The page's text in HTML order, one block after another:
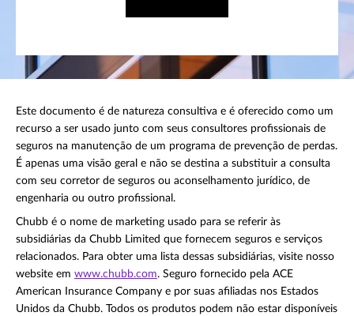
Este documento é de natureza consultiva e é oferecido como um
recurso a ser usado junto com seus consultores profissionais de
seguros na manutenção de um programa de prevenção de perdas.
É apenas uma visão geral e não se destina a substituir a consulta
com seu corretor de seguros ou aconselhamento jurídico, de
engenharia ou outro profissional.
Chubb é o nome de marketing usado para se referir às
subsidiárias da Chubb Limited que fornecem seguros e serviços
relacionados. Para obter uma lista dessas subsidiárias, visite nosso
website em www.chubb.com. Seguro fornecido pela ACE
American Insurance Company e por suas afiliadas nos Estados
Unidos da Chubb. Todos os produtos podem não estar disponíveis